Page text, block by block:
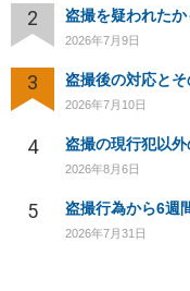
2 盗撮を疑われたか
2026年7月9日
3 盗撮後の対応と
2026年7月10日
4 盗撮の現行犯以
2026年8月6日
5 盗撮行為から6週
2026年7月31日